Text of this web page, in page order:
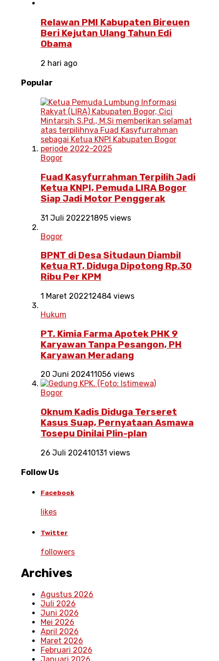
Relawan PMI Kabupaten Bireuen
Beri Kejutan Ulang Tahun Edi
Obama
2 hari ago
Popular
Bogor
Fuad Kasyfurrahman Terpilih Jadi
Ketua KNPI, Pemuda LIRA Bogor
Siap Jadi Motor Penggerak
31 Juli 202221895 views
Bogor
BPNT di Desa Situdaun Diambil
Ketua RT, Diduga Dipotong Rp.30
Ribu Per KPM
1 Maret 202212484 views
Hukum
PT. Kimia Farma Apotek PHK 9
Karyawan Tanpa Pesangon, PH
Karyawan Meradang
20 Juni 202411056 views
Bogor
Oknum Kadis Diduga Terseret
Kasus Suap, Pernyataan Asmawa
Tosepu Dinilai Plin-plan
26 Juli 202410131 views
Follow Us
Facebook
likes
Twitter
followers
Archives
Agustus 2026
Juli 2026
Juni 2026
Mei 2026
April 2026
Maret 2026
Februari 2026
Januari 2026